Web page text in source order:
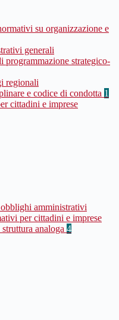
su organizzazione e
generali
programmazione strategico-
regionali
e codice di condotta 1
cittadini e imprese
amministrativi
per cittadini e imprese
analoga 4